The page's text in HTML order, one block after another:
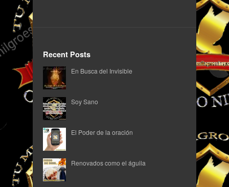
Recent Posts
En Busca del Invisible
Soy Sano
El Poder de la oración
Renovados como el águila